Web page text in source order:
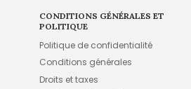
CONDITIONS GÉNÉRALES ET
POLITIQUE
Politique de confidentialité
Conditions générales
Droits et taxes